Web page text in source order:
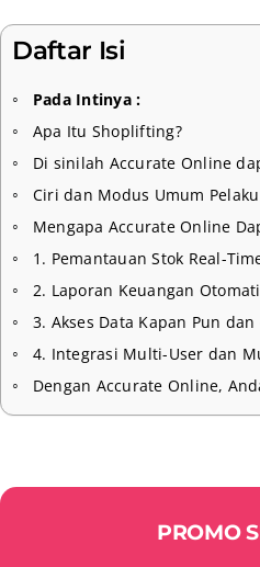
Daftar Isi
Pada Intinya :
Apa Itu Shoplifting?
Di sinilah Accurate Online
Ciri dan Modus Umum
Mengapa Accurate Online
1. Pemantauan Stok Real-
2. Laporan Keuangan
3. Akses Data Kapan Pun
4. Integrasi Multi-User dan
Dengan Accurate Online,
PROMO